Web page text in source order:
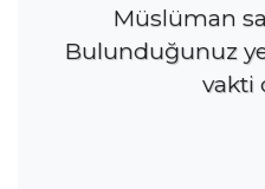
Müslüman
Bulunduğunuz
vakti